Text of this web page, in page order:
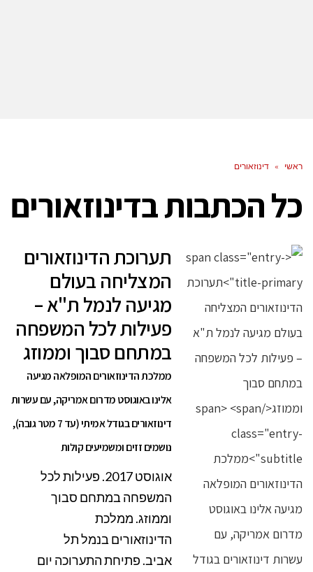
ראשי » דינוזאורים
כל הכתבות בדינוזאורים
תערוכת הדינוזאורים
המצליחה בעולם
מגיעה לנמל ת"א –
פעילות לכל המשפחה
במתחם סבוך וממוזג
ממלכת הדינוזאורים המופלאה מגיעה
אלינו באוגוסט מדרום אמריקה, עם עשרות
דינוזאורים בגודל אמיתי (עד 7 מטר גובה),
נושמים זזים ומשמיעים קולות
אוגוסט 2017. פעילות לכל
המשפחה במתחם סבוך
וממוזג. ממלכת
הדינוזאורים בנמל תל
אביב. פתיחת התערוכה יום